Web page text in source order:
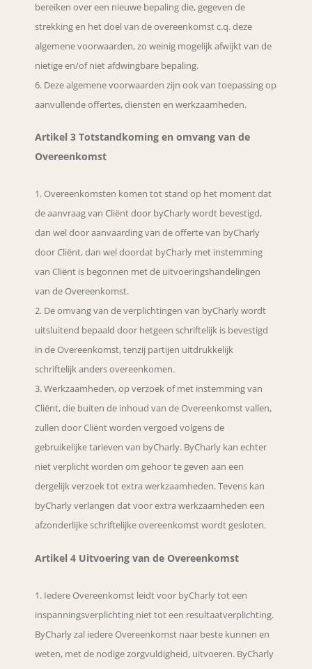
bereiken over een nieuwe bepaling die, gegeven de
strekking en het doel van de overeenkomst c.q. deze
algemene voorwaarden, zo weinig mogelijk afwijkt van de
nietige en/of niet afdwingbare bepaling.
Deze algemene voorwaarden zijn ook van toepassing op
aanvullende offertes, diensten en werkzaamheden.
Artikel 3 Totstandkoming en omvang van de
Overeenkomst
Overeenkomsten komen tot stand op het moment dat
de aanvraag van Cliënt door byCharly wordt bevestigd,
dan wel door aanvaarding van de offerte van byCharly
door Cliënt, dan wel doordat byCharly met instemming
van Cliënt is begonnen met de uitvoeringshandelingen
van de Overeenkomst.
De omvang van de verplichtingen van byCharly wordt
uitsluitend bepaald door hetgeen schriftelijk is bevestigd
in de Overeenkomst, tenzij partijen uitdrukkelijk
schriftelijk anders overeenkomen.
Werkzaamheden, op verzoek of met instemming van
Cliënt, die buiten de inhoud van de Overeenkomst vallen,
zullen door Cliënt worden vergoed volgens de
gebruikelijke tarieven van byCharly. ByCharly kan echter
niet verplicht worden om gehoor te geven aan een
dergelijk verzoek tot extra werkzaamheden. Tevens kan
byCharly verlangen dat voor extra werkzaamheden een
afzonderlijke schriftelijke overeenkomst wordt gesloten.
Artikel 4 Uitvoering van de Overeenkomst
Iedere Overeenkomst leidt voor byCharly tot een
inspanningsverplichting niet tot een resultaatverplichting.
ByCharly zal iedere Overeenkomst naar beste kunnen en
weten, met de nodige zorgvuldigheid, uitvoeren. ByCharly